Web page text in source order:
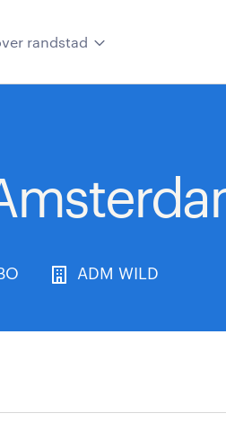
randstad
ADM WILD